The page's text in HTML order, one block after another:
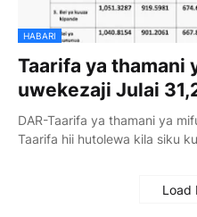
HABARI
Taarifa ya thamani
uwekezaji Julai
DAR-Taarifa ya thamani ya
Taarifa hii hutolewa kila siku
Load